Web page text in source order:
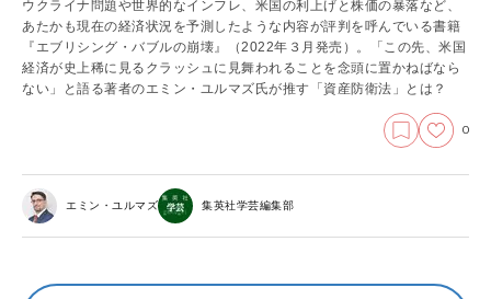
ウクライナ問題や世界的なインフレ、米国の利上げと株価の暴落など、
あたかも現在の経済状況を予測したような内容が評判を呼んでいる書籍
『エブリシング・バブルの崩壊』（2022年３月発売）。「この先、米国
経済が史上稀に見るクラッシュに見舞われることを念頭に置かねばなら
ない」と語る著者のエミン・ユルマズ氏が推す「資産防衛法」とは？
0
エミン・ユルマズ 集英社学芸編集部